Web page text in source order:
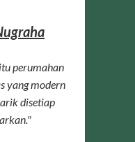
perumahan
yang modern
disetiap